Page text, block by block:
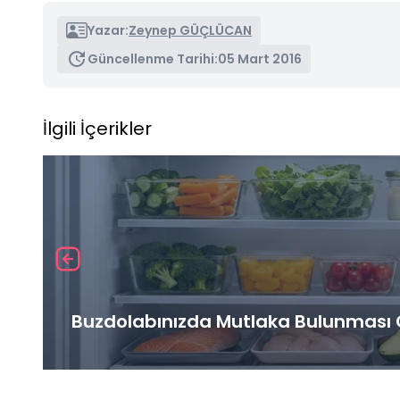
Yazar:Zeynep GÜÇLÜCAN
Güncellenme Tarihi:05 Mart 2016
İlgili İçerikler
Buzdolabınızda Mutlaka Bulunması